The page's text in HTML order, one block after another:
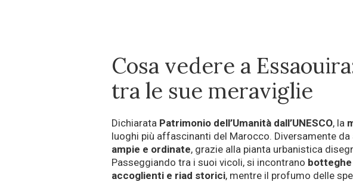
Cosa vedere a
tra le sue meraviglie
Dichiarata Patrimonio dell’Umanità dall’UNESCO, la
luoghi più affascinanti del Marocco. Diversamente
ampie e ordinate, grazie alla pianta urbanistica
Passeggiando tra i suoi vicoli, si incontrano
accoglienti e riad storici, mentre il profumo delle